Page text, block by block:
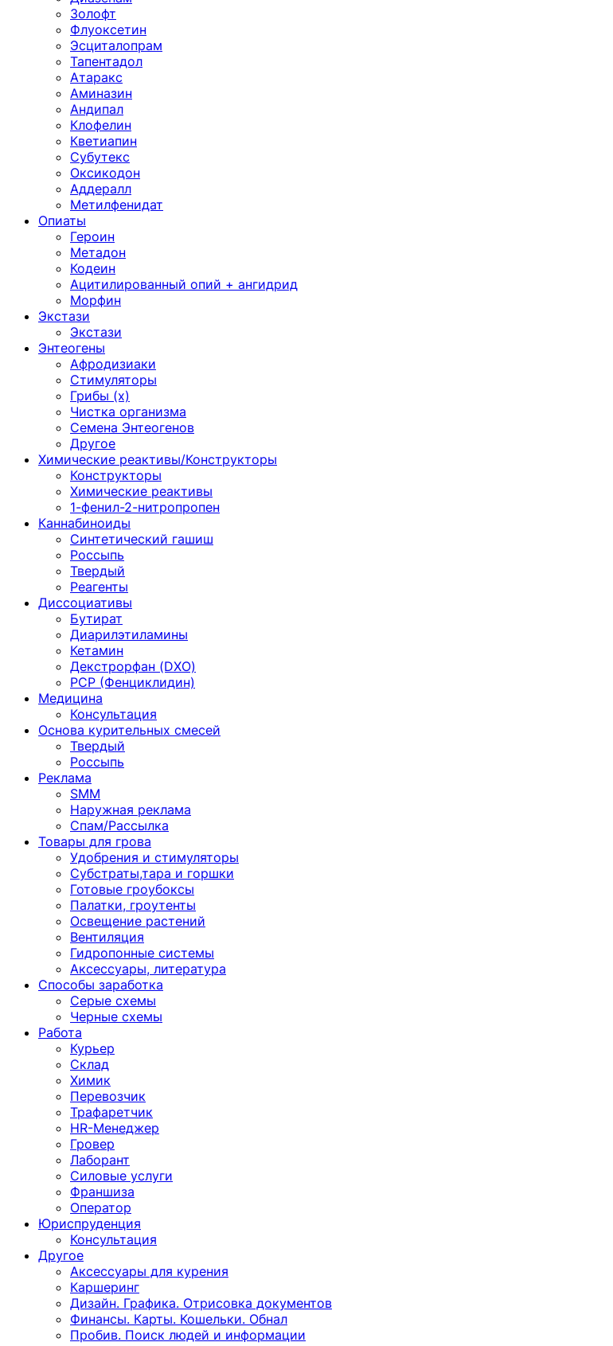
Золофт
Флуоксетин
Эсциталопрам
Тапентадол
Атаракс
Аминазин
Андипал
Клофелин
Кветиапин
Субутекс
Оксикодон
Аддералл
Метилфенидат
Опиаты
Героин
Метадон
Кодеин
Ацитилированный опий + ангидрид
Морфин
Экстази
Экстази
Энтеогены
Афродизиаки
Стимуляторы
Грибы (х)
Чистка организма
Семена Энтеогенов
Другое
Химические реактивы/Конструкторы
Конструкторы
Химические реактивы
1-фенил-2-нитропропен
Каннабиноиды
Синтетический гашиш
Россыпь
Твердый
Реагенты
Диссоциативы
Бутират
Диарилэтиламины
Кетамин
Декстрорфан (DXO)
PCP (Фенциклидин)
Медицина
Консультация
Основа курительных смесей
Твердый
Россыпь
Реклама
SMM
Наружная реклама
Спам/Рассылка
Товары для грова
Удобрения и стимуляторы
Субстраты,тара и горшки
Готовые гроубоксы
Палатки, гроутенты
Освещение растений
Вентиляция
Гидропонные системы
Аксессуары, литература
Способы заработка
Серые схемы
Черные схемы
Работа
Курьер
Склад
Химик
Перевозчик
Трафаретчик
HR-Менеджер
Гровер
Лаборант
Силовые услуги
Франшиза
Оператор
Юриспруденция
Консультация
Другoе
Аксессуары для курения
Каршеринг
Дизайн. Графика. Отрисовка документов
Финансы. Карты. Кошельки. Обнал
Пробив. Поиск людей и информации